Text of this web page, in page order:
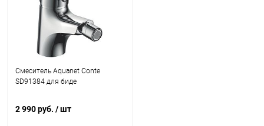
Смеситель Aquanet Conte
SD91384 для биде
2 990 руб. / шт